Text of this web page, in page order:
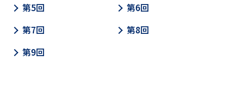
第5回
第6回
第7回
第8回
第9回